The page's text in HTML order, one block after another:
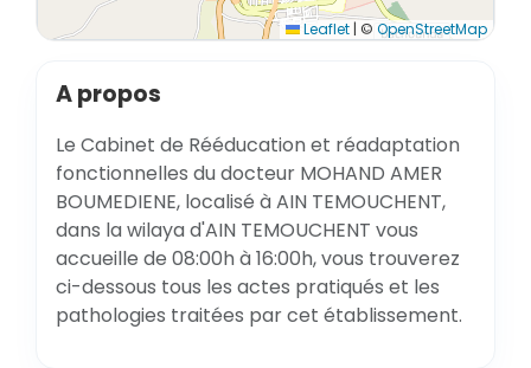
Leaflet | © OpenStreetMap
A propos
Le Cabinet de Rééducation et réadaptation
fonctionnelles du docteur MOHAND AMER
BOUMEDIENE, localisé à AIN TEMOUCHENT,
dans la wilaya d'AIN TEMOUCHENT vous
accueille de 08:00h à 16:00h, vous trouverez
ci-dessous tous les actes pratiqués et les
pathologies traitées par cet établissement.